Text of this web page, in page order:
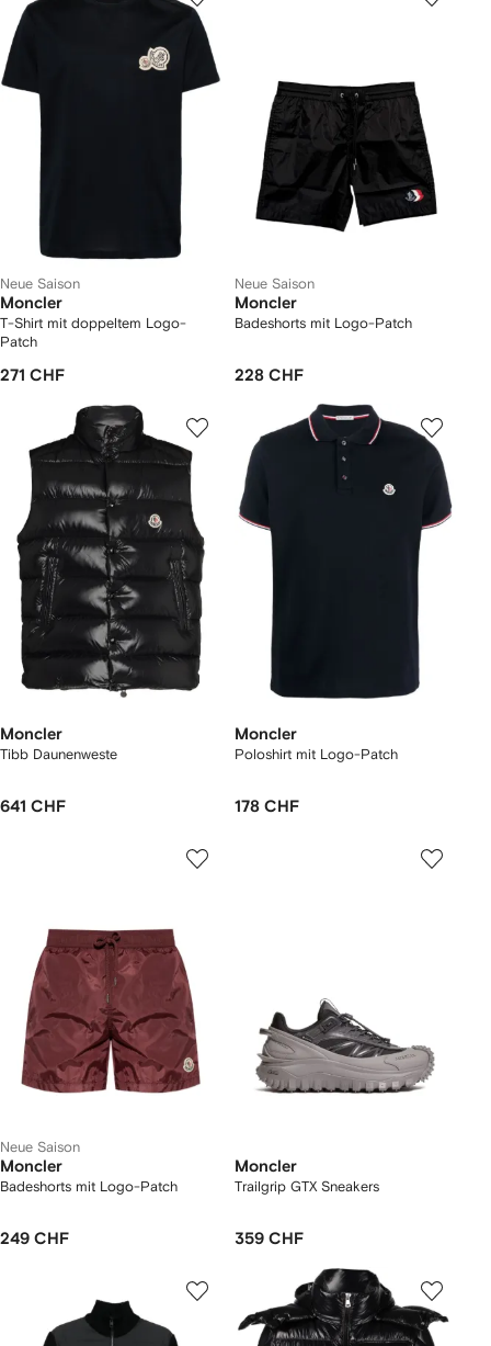
Neue Saison
Moncler
T-Shirt mit doppeltem Logo-
Patch
271 CHF
Neue Saison
Moncler
Badeshorts mit Logo-Patch
228 CHF
Moncler
Tibb Daunenweste
641 CHF
Moncler
Poloshirt mit Logo-Patch
178 CHF
Neue Saison
Moncler
Badeshorts mit Logo-Patch
249 CHF
Moncler
Trailgrip GTX Sneakers
359 CHF